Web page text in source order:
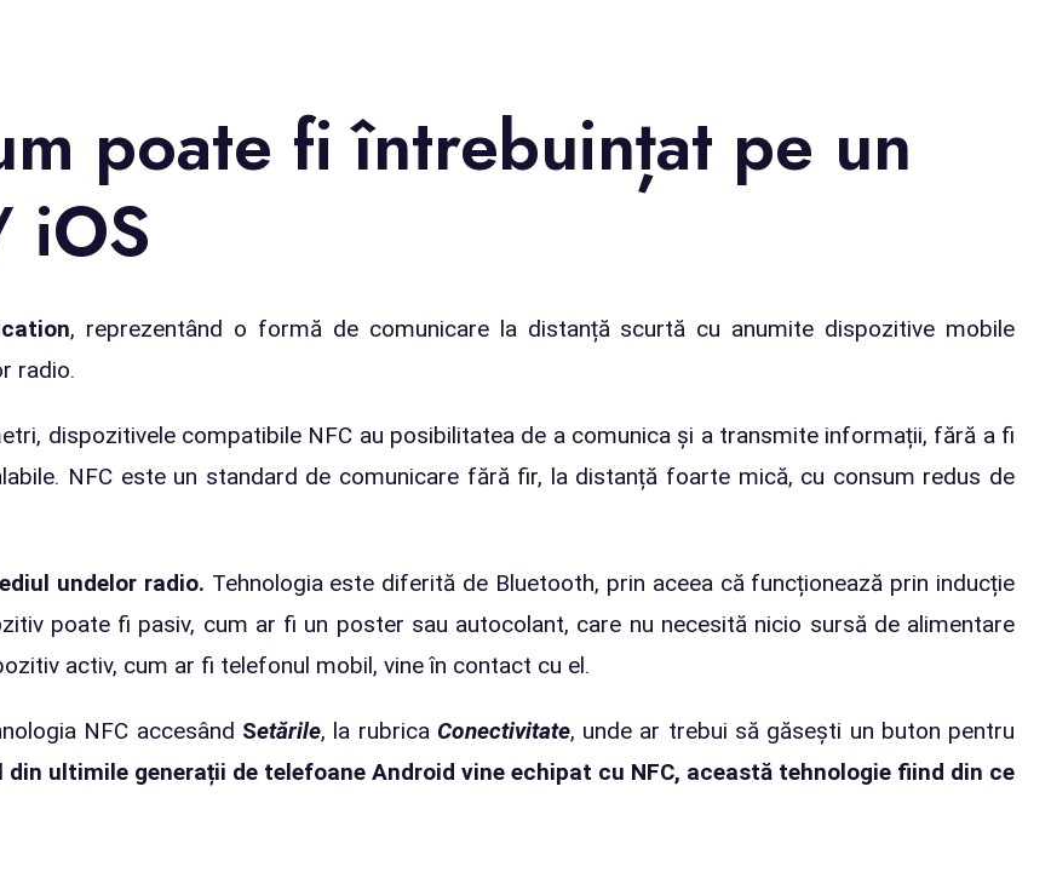
poate fi întrebuințat pe un
iOS
, reprezentând o formă de comunicare la distanță scurtă cu anumite dispozitive mobile
radio.
dispozitivele compatibile NFC au posibilitatea de a comunica și a transmite informații, fără a fi
NFC este un standard de comunicare fără fir, la distanță foarte mică, cu consum redus de
undelor radio. Tehnologia este diferită de Bluetooth, prin aceea că funcționează prin inducție
poate fi pasiv, cum ar fi un poster sau autocolant, care nu necesită nicio sursă de alimentare
activ, cum ar fi telefonul mobil, vine în contact cu el.
NFC accesând Setările, la rubrica Conectivitate, unde ar trebui să găsești un buton pentru
din ultimile generații de telefoane Android vine echipat cu NFC, această tehnologie fiind din ce